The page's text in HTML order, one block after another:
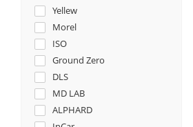
Yellew
Morel
ISO
Ground Zero
DLS
MD LAB
ALPHARD